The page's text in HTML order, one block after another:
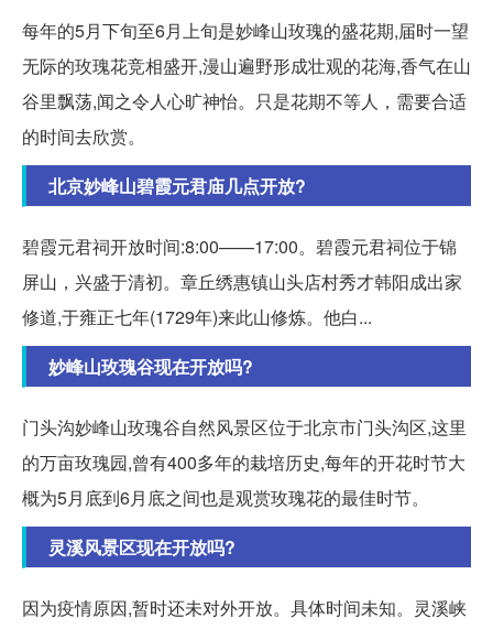
每年的5月下旬至6月上旬是妙峰山玫瑰的盛花期,届时一望
无际的玫瑰花竞相盛开,漫山遍野形成壮观的花海,香气在山
谷里飘荡,闻之令人心旷神怡。只是花期不等人，需要合适
的时间去欣赏。
北京妙峰山碧霞元君庙几点开放?
碧霞元君祠开放时间:8:00——17:00。碧霞元君祠位于锦
屏山，兴盛于清初。章丘绣惠镇山头店村秀才韩阳成出家
修道,于雍正七年(1729年)来此山修炼。他白...
妙峰山玫瑰谷现在开放吗?
门头沟妙峰山玫瑰谷自然风景区位于北京市门头沟区,这里
的万亩玫瑰园,曾有400多年的栽培历史,每年的开花时节大
概为5月底到6月底之间也是观赏玫瑰花的最佳时节。
灵溪风景区现在开放吗?
因为疫情原因,暂时还未对外开放。具体时间未知。灵溪峡